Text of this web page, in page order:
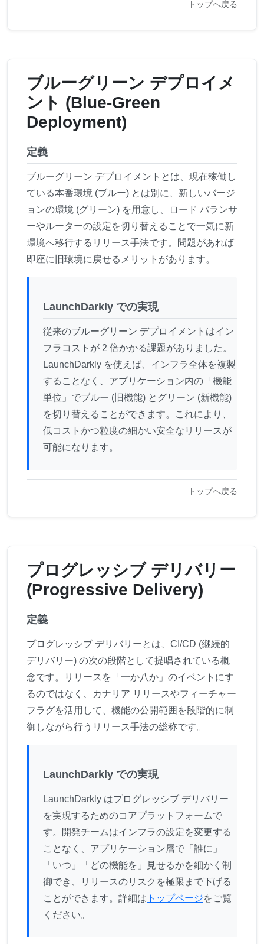
トップへ戻る
ブルーグリーン デプロイメ
ント (Blue-Green
Deployment)
定義
ブルーグリーン デプロイメントとは、現在稼働し
ている本番環境 (ブルー) とは別に、新しいバージ
ョンの環境 (グリーン) を用意し、ロード バランサ
ーやルーターの設定を切り替えることで一気に新
環境へ移行するリリース手法です。問題があれば
即座に旧環境に戻せるメリットがあります。
LaunchDarkly での実現
従来のブルーグリーン デプロイメントはイン
フラコストが 2 倍かかる課題がありました。
LaunchDarkly を使えば、インフラ全体を複製
することなく、アプリケーション内の「機能
単位」でブルー (旧機能) とグリーン (新機能)
を切り替えることができます。これにより、
低コストかつ粒度の細かい安全なリリースが
可能になります。
トップへ戻る
プログレッシブ デリバリー
(Progressive Delivery)
定義
プログレッシブ デリバリーとは、CI/CD (継続的
デリバリー) の次の段階として提唱されている概
念です。リリースを「一か八か」のイベントにす
るのではなく、カナリア リリースやフィーチャー
フラグを活用して、機能の公開範囲を段階的に制
御しながら行うリリース手法の総称です。
LaunchDarkly での実現
LaunchDarkly はプログレッシブ デリバリー
を実現するためのコアプラットフォームで
す。開発チームはインフラの設定を変更する
ことなく、アプリケーション層で「誰に」
「いつ」「どの機能を」見せるかを細かく制
御でき、リリースのリスクを極限まで下げる
ことができます。詳細は トップページをご覧
ください。